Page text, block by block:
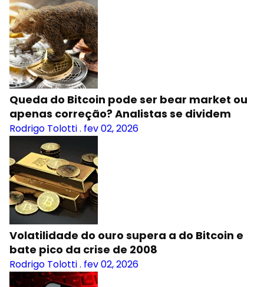
Queda do Bitcoin pode ser bear market ou
apenas correção? Analistas se dividem
Rodrigo Tolotti. fev 02, 2026
Volatilidade do ouro supera a do Bitcoin e
bate pico da crise de 2008
Rodrigo Tolotti. fev 02, 2026